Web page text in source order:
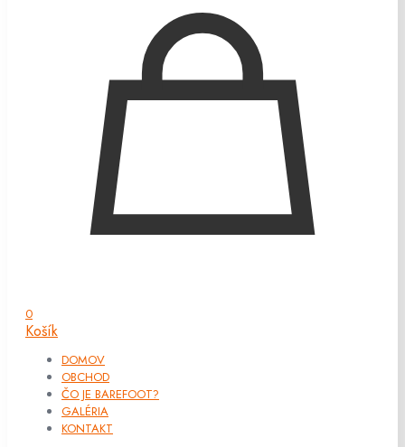
0
Košík
DOMOV
OBCHOD
ČO JE BAREFOOT?
GALÉRIA
KONTAKT